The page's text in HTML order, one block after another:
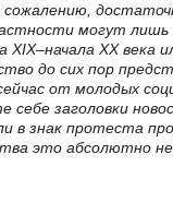
могут лишь
XX века
до сих пор
от молодых
себе заголовки
в знак протеста
это абсолютно